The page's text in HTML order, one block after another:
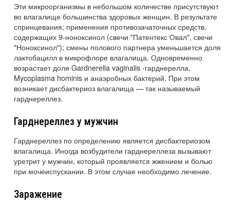
Эти микроорганизмы в небольшом количестве присутствуют
во влагалище большинства здоровых женщин. В результате
спринцевания; применения противозачаточных средств,
содержащих 9-ноноксинол (свечи "Патентекс Овал", свечи
"Ноноксинол"); смены полового партнера уменьшается доля
лактобацилл в микрофлоре влагалища. Одновременно
возрастает доля Gardnerella vaginalis -гарднерелла,
Mycoplasma hominis и анаэробных бактерий. При этом
возникает дисбактериоз влагалища—так называемый
гарднереллез.
Гарднереллез у мужчин
Гарднереллез по определению является дисбактериозом
влагалища. Иногда возбудители гарднереллеза вызывают
уретрит у мужчин, который проявляется жжением и болью
при мочеиспускании. В этом случае необходимо лечение.
Заражение